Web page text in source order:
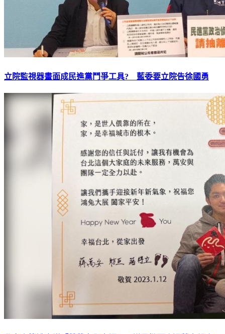
立院監視器畫面成民進黨鬥爭工具? 藍委要立院告徐國勇